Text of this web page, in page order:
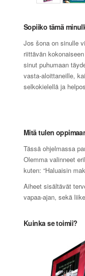
Sopiiko tämä
Jos šona on sinulle
riittävän
sinut puhumaan
vasta-aloittaneille,
selkokielellä ja
Mitä tulen
Tässä ohjelmassa
Olemma valinneet
kuten: “Haluaisin
Aiheet sisältävät
vapaa-ajan, sekä
Kuinka se toimii?